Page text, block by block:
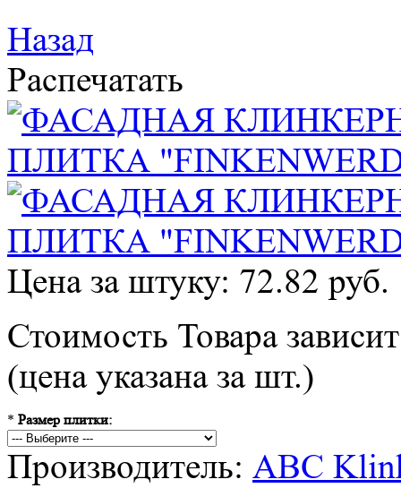
Назад
Распечатать
Цена за штуку: 72.82 руб.
Стоимость Товара
(цена указана за шт.)
* Размер плитки:
Производитель: ABC